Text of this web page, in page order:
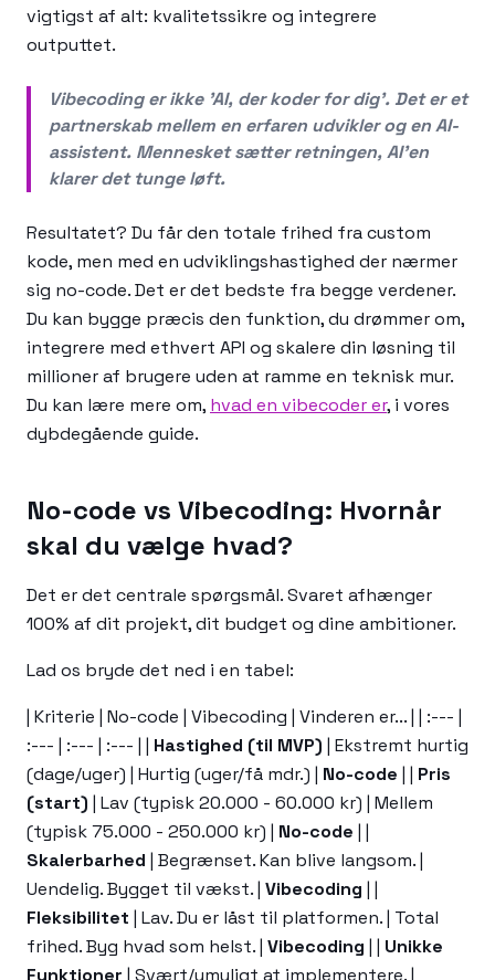
vigtigst af alt: kvalitetssikre og integrere
outputtet.
Vibecoding er ikke 'AI, der koder for dig'. Det er et
partnerskab mellem en erfaren udvikler og en AI-
assistent. Mennesket sætter retningen, AI'en
klarer det tunge løft.
Resultatet? Du får den totale frihed fra custom
kode, men med en udviklingshastighed der nærmer
sig no-code. Det er det bedste fra begge verdener.
Du kan bygge præcis den funktion, du drømmer om,
integrere med ethvert API og skalere din løsning til
millioner af brugere uden at ramme en teknisk mur.
Du kan lære mere om, hvad en vibecoder er, i vores
dybdegående guide.
No-code vs Vibecoding: Hvornår
skal du vælge hvad?
Det er det centrale spørgsmål. Svaret afhænger
100% af dit projekt, dit budget og dine ambitioner.
Lad os bryde det ned i en tabel:
| Kriterie | No-code | Vibecoding | Vinderen er... | | :--- |
:--- | :--- | :--- | | Hastighed (til MVP) | Ekstremt hurtig
(dage/uger) | Hurtig (uger/få mdr.) | No-code | | Pris
(start) | Lav (typisk 20.000 - 60.000 kr) | Mellem
(typisk 75.000 - 250.000 kr) | No-code | |
Skalerbarhed | Begrænset. Kan blive langsom. |
Uendelig. Bygget til vækst. | Vibecoding | |
Fleksibilitet | Lav. Du er låst til platformen. | Total
frihed. Byg hvad som helst. | Vibecoding | | Unikke
Funktioner | Svært/umuligt at implementere. |